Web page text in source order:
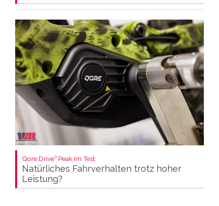
Qore Drive³ Peak im Test:
Natürliches Fahrverhalten trotz hoher
Leistung?